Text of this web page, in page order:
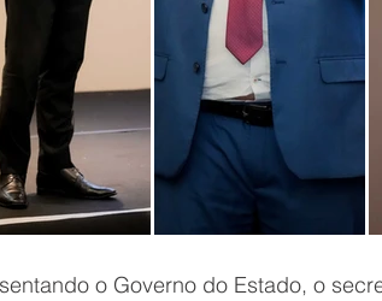
o Governo do Estado, o